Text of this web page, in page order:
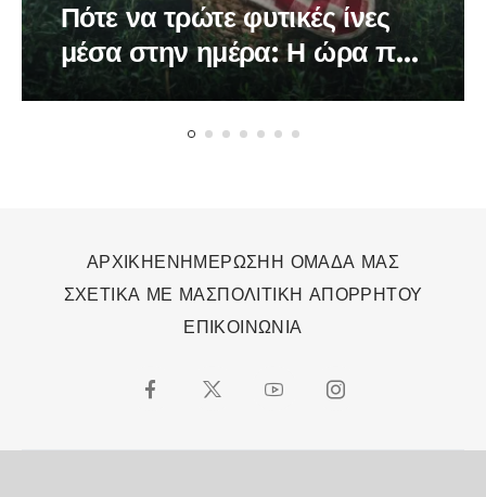
Πότε να τρώτε φυτικές ίνες
μέσα στην ημέρα: Η ώρα που
κάνει τη διαφορά στον
οργανισμό
ΑΡΧΙΚΗΕΝΗΜΕΡΩΣΗΗ ΟΜΑΔΑ ΜΑΣ
ΣΧΕΤΙΚΑ ΜΕ ΜΑΣΠΟΛΙΤΙΚΗ ΑΠΟΡΡΗΤΟΥ
ΕΠΙΚΟΙΝΩΝΙΑ